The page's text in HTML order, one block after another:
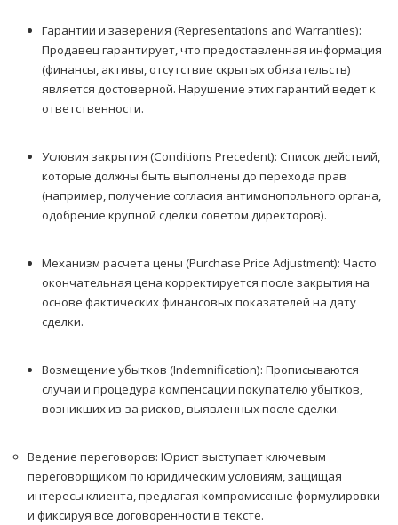
Гарантии и заверения (Representations and Warranties):
Продавец гарантирует, что предоставленная информация
(финансы, активы, отсутствие скрытых обязательств)
является достоверной. Нарушение этих гарантий ведет к
ответственности.
Условия закрытия (Conditions Precedent): Список действий,
которые должны быть выполнены до перехода прав
(например, получение согласия антимонопольного органа,
одобрение крупной сделки советом директоров).
Механизм расчета цены (Purchase Price Adjustment): Часто
окончательная цена корректируется после закрытия на
основе фактических финансовых показателей на дату
сделки.
Возмещение убытков (Indemnification): Прописываются
случаи и процедура компенсации покупателю убытков,
возникших из-за рисков, выявленных после сделки.
Ведение переговоров: Юрист выступает ключевым
переговорщиком по юридическим условиям, защищая
интересы клиента, предлагая компромиссные формулировки
и фиксируя все договоренности в тексте.